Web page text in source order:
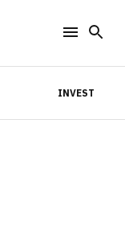
INVEST
INVEST